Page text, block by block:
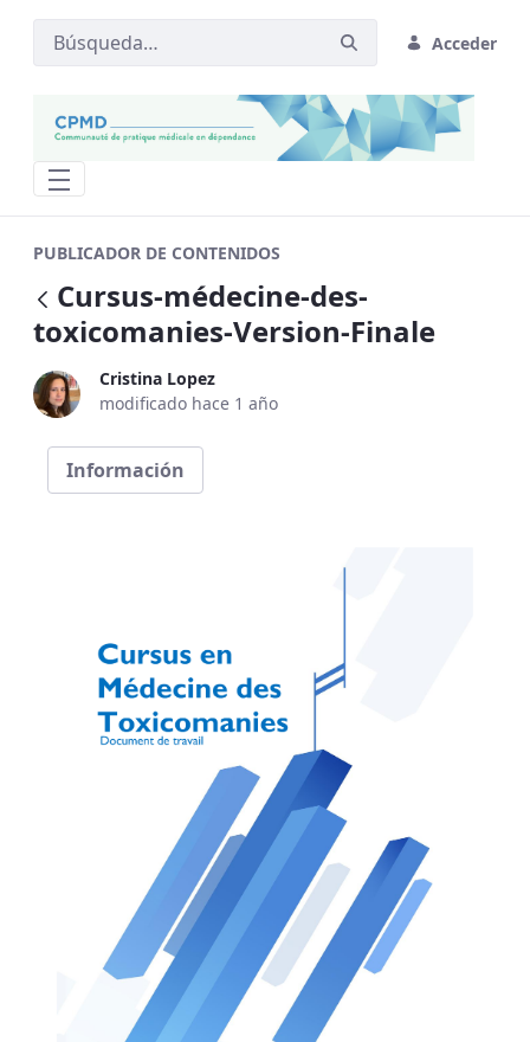
Acceder
PUBLICADOR DE CONTENIDOS
Atrás
Cursus-médecine-des-
toxicomanies-Version-Finale
Cristina Lopez
modificado hace 1 año
Información